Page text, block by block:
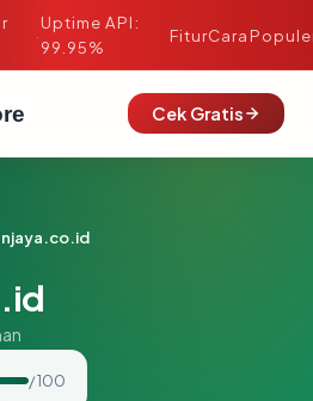
·
Uptime API:
99.95%
FiturCara
Cek Gratis
/ 100